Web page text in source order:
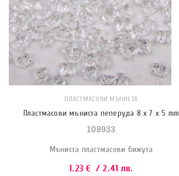
ПЛАСТМАСОВИ МЪНИСТА
Пластмасови мъниста пеперуда 8 x 7 x 5 mm
108933
Мъниста пластмасови бижута
1.23€ / 2.41 лв.